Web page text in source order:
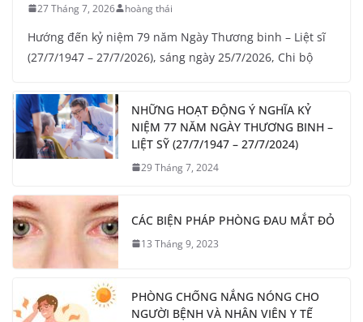
27 Tháng 7, 2026 hoàng thái
Hướng đến kỷ niệm 79 năm Ngày Thương binh – Liệt sĩ
(27/7/1947 – 27/7/2026), sáng ngày 25/7/2026, Chi bộ
NHỮNG HOẠT ĐỘNG Ý NGHĨA KỶ
NIỆM 77 NĂM NGÀY THƯƠNG BINH –
LIỆT SỸ (27/7/1947 – 27/7/2024)
29 Tháng 7, 2024
CÁC BIỆN PHÁP PHÒNG ĐAU MẮT ĐỎ
13 Tháng 9, 2023
PHÒNG CHỐNG NẮNG NÓNG CHO
NGƯỜI BỆNH VÀ NHÂN VIÊN Y TẾ